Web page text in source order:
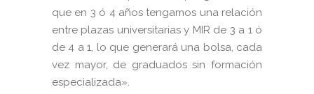
que en 3 ó 4 años tengamos una relación
entre plazas universitarias y MIR de 3 a 1 ó
de 4 a 1, lo que generará una bolsa, cada
vez mayor, de graduados sin formación
especializada».